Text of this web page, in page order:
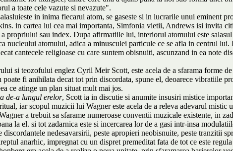
a toate cele vazute si nevazute".
in inima fiecarui atom, se gaseste si in lucrarile unui eminent
in cartea lui cea mai importanta, Simfonia vietii, Andrews isi invita
propriului sau index. Dupa afirmatiile lui, interiorul atomului este
nucleului atomului, adica a minusculei particule ce se afla in centrul lui.
cantecele religioase cu care suntem obisnuiti, ascunzand in ea note
si teozofului englez Cyril Meir Scott, este acela de a sfarama forme
fi anihilata decat tot prin discordata, spune el, deoarece vibratiile
ce atinge un plan situat mult mai jos.
de-a lungul erelor, Scott ia in discutie si anumite insusiri mistice
iar scopul muzicii lui Wagner este acela de a releva adevarul mistic
a trebuit sa sfarame numeroase conventii muzicale existente, in
la el. si tot zadarnica este si incercarea lor de a gasi intr-insa
nedesavarsirii, peste apropieri neobisnuite, peste tranzitii
anarhic, impregnat cu un dispret premeditat fata de tot ce este